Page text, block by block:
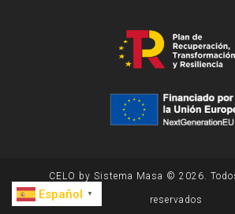
CELO by Sistema Masa © 2026.
reservados
Español ▼